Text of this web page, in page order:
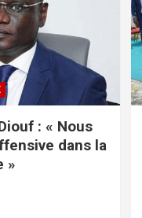
: « Nous
dans la
»